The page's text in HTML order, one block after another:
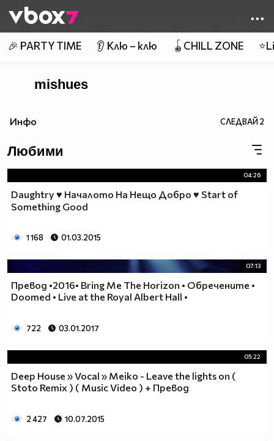
👾
🎉 PARTY TIME 👂 Клю – клю 🪀CHILL ZONE
mishues
Инфо СЛЕДВАЙ2
Любими
04:26
Daughtry ♥ Началото На Нещо Добро ♥ Start of
Something Good
1 168 01.03.2015
07:13
Превод •2016• Bring Me The Horizon • Обречените •
Doomed • Live at the Royal Albert Hall •
722 03.01.2017
05:22
Deep House » Vocal » Meiko - Leave the lights on (
Stoto Remix ) ( Music Video ) + Превод
2 427 10.07.2015